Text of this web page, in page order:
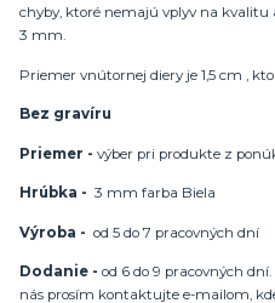
chyby, ktoré nemajú vplyv na
3 mm.
Priemer vnútornej diery je 1,5 cm ,
Bez gravíru
Priemer - výber pri produkte z
Hrúbka - 3 mm farba Biela
Výroba - od 5 do 7 pracovných dní
Dodanie - od 6 do 9 pracovných
nás prosím kontaktujte e-mailom,